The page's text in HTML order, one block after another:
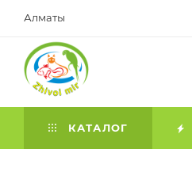
Алматы
КАТАЛОГ